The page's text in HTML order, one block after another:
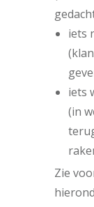
iets
iets
(in
Zie